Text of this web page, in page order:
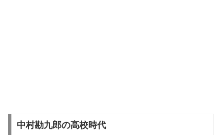
中村勘九郎の高校時代